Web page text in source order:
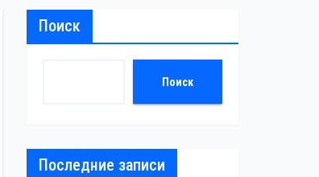
Поиск
Поиск
Последние записи